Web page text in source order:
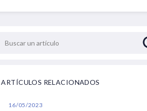
ARTÍCULOS RELACIONADOS
16/05/2023